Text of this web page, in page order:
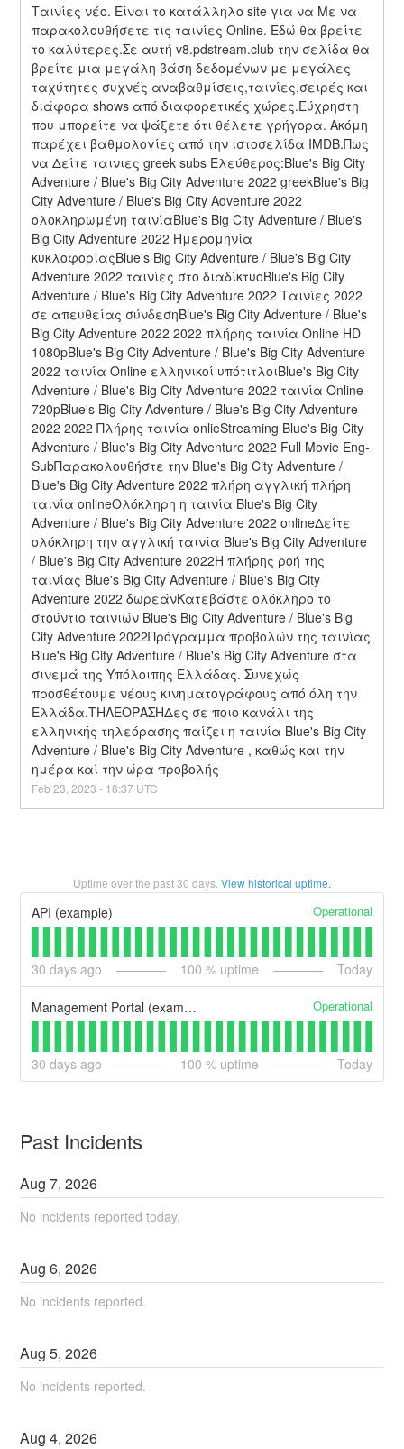
Ταινίες νέο. Είναι το κατάλληλο site για να Με να
παρακολουθήσετε τις ταινίες Online. Εδώ θα βρείτε
το καλύτερες.Σε αυτή v8.pdstream.club την σελίδα θα
βρείτε μια μεγάλη βάση δεδομένων με μεγάλες
ταχύτητες συχνές αναβαθμίσεις,ταινίες,σειρές και
διάφορα shows από διαφορετικές χώρες.Εύχρηστη
που μπορείτε να ψάξετε ότι θέλετε γρήγορα. Ακόμη
παρέχει βαθμολογίες από την ιστοσελίδα IMDB.Πως
να Δείτε ταινιες greek subs Ελεύθερος:Blue's Big City
Adventure / Blue's Big City Adventure 2022 greekBlue's Big
City Adventure / Blue's Big City Adventure 2022
ολοκληρωμένη ταινίαBlue's Big City Adventure / Blue's
Big City Adventure 2022 Ημερομηνία
κυκλοφορίαςBlue's Big City Adventure / Blue's Big City
Adventure 2022 ταινίες στο διαδίκτυοBlue's Big City
Adventure / Blue's Big City Adventure 2022 Ταινίες 2022
σε απευθείας σύνδεσηBlue's Big City Adventure / Blue's
Big City Adventure 2022 2022 πλήρης ταινία Online HD
1080pBlue's Big City Adventure / Blue's Big City Adventure
2022 ταινία Online ελληνικοί υπότιτλοιBlue's Big City
Adventure / Blue's Big City Adventure 2022 ταινία Online
720pBlue's Big City Adventure / Blue's Big City Adventure
2022 2022 Πλήρης ταινία onlieStreaming Blue's Big City
Adventure / Blue's Big City Adventure 2022 Full Movie Eng-
SubΠαρακολουθήστε την Blue's Big City Adventure /
Blue's Big City Adventure 2022 πλήρη αγγλική πλήρη
ταινία onlineΟλόκληρη η ταινία Blue's Big City
Adventure / Blue's Big City Adventure 2022 onlineΔείτε
ολόκληρη την αγγλική ταινία Blue's Big City Adventure
/ Blue's Big City Adventure 2022Η πλήρης ροή της
ταινίας Blue's Big City Adventure / Blue's Big City
Adventure 2022 δωρεάνΚατεβάστε ολόκληρο το
στούντιο ταινιών Blue's Big City Adventure / Blue's Big
City Adventure 2022Πρόγραμμα προβολών της ταινίας
Blue's Big City Adventure / Blue's Big City Adventure στα
σινεμά της Υπόλοιπης Ελλάδας. Συνεχώς
προσθέτουμε νέους κινηματογράφους από όλη την
Ελλάδα.ΤΗΛΕΟΡΑΣΗΔες σε ποιο κανάλι της
ελληνικής τηλεόρασης παίζει η ταινία Blue's Big City
Adventure / Blue's Big City Adventure , καθώς και την
ημέρα καί την ώρα προβολής
Feb23 ,2023 - 18:37 UTC
Uptime over the past30 days. View historical uptime.
API (example) Operational
30 days ago 100 % uptime Today
Management Portal (example) Operational
30 days ago 100 % uptime Today
Past Incidents
Aug7,2026
No incidents reported today.
Aug6,2026
No incidents reported.
Aug5,2026
No incidents reported.
Aug4,2026